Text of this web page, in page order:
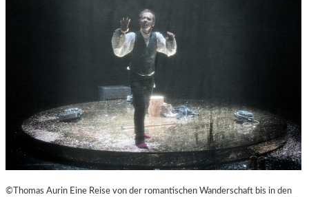
©Thomas Aurin Eine Reise von der romantischen Wanderschaft bis in den